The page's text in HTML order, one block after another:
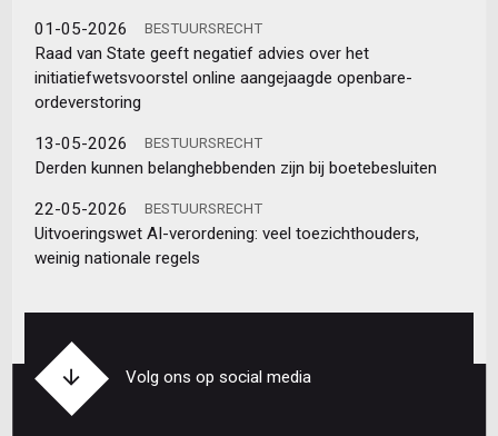
01-05-2026 BESTUURSRECHT
Raad van State geeft negatief advies over het
initiatiefwetsvoorstel online aangejaagde openbare-
ordeverstoring
13-05-2026 BESTUURSRECHT
Derden kunnen belanghebbenden zijn bij boetebesluiten
22-05-2026 BESTUURSRECHT
Uitvoeringswet AI-verordening: veel toezichthouders,
weinig nationale regels
Volg ons op social media